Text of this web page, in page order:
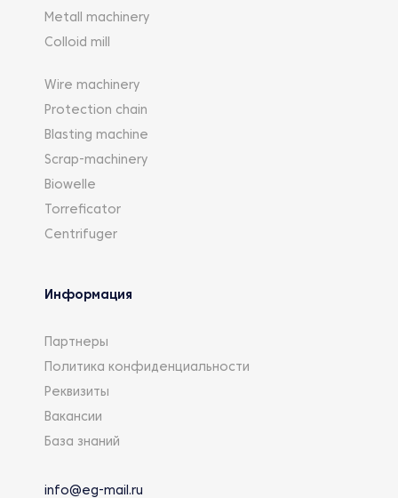
Metall machinery
Colloid mill
Wire machinery
Protection chain
Blasting machine
Scrap-machinery
Biowelle
Torreficator
Centrifuger
Информация
Партнеры
Политика конфиденциальности
Реквизиты
Вакансии
База знаний
info@eg-mail.ru